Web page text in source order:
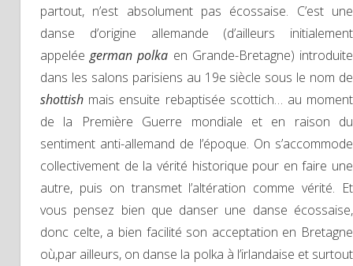
partout, n’est absolument pas écossaise. C’est une
danse d’origine allemande (d’ailleurs initialement
appeléegerman polka en Grande-Bretagne) introduite
dans les salons parisiens au 19e siècle sous le nom de
shottish mais ensuite rebaptisée scottich… au moment
de la Première Guerre mondiale et en raison du
sentiment anti-allemand de l’époque. On s’accommode
collectivement de la vérité historique pour en faire une
autre, puis on transmet l’altération comme vérité. Et
vous pensez bien que danser une danse écossaise,
donc celte, a bien facilité son acceptation en Bretagne
où,par ailleurs, on danse la polka à l’irlandaise et surtout